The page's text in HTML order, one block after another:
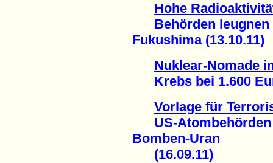
Hohe
Behörden leugnen
Fukushima (13.10.11)
Nuklear-Nomade
Krebs bei 1.600
Vorlage für
US-Atombehörden
Bomben-Uran
(16.09.11)